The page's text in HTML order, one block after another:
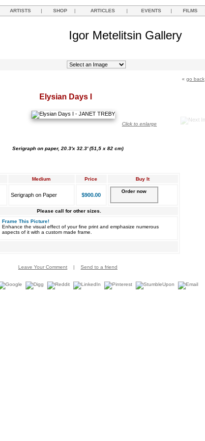
ARTISTS | SHOP | ARTICLES | EVENTS | FILMS
Igor Metelitsin Gallery
« go back
Elysian Days I
Click to enlarge
Serigraph on paper, 20.3'x 32.3' (51,5 x 82 cm)
Medium Price Buy It
Serigraph on Paper $900.00
Order now
Please call for other sizes.
Frame This Picture!
Enhance the visual effect of your fine print and emphasize numerous
aspects of it with a custom made frame.
Leave Your Comment | Send to a friend